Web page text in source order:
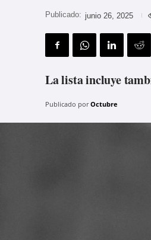
Publicado: junio 26, 2025
La lista incluye
Publicado por Octubre